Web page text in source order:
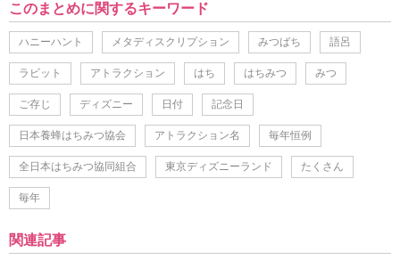
このまとめに関するキーワード
ハニーハント メタディスクリプション みつばち 語呂
ラビット アトラクション はち はちみつ みつ
ご存じ ディズニー 日付 記念日
日本養蜂はちみつ協会 アトラクション名 毎年恒例
全日本はちみつ協同組合 東京ディズニーランド たくさん
毎年
関連記事